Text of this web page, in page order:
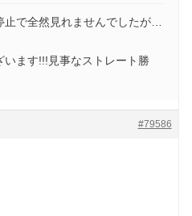
で全然見れませんでしたが…
ます!!!見事なストレート勝
#79586